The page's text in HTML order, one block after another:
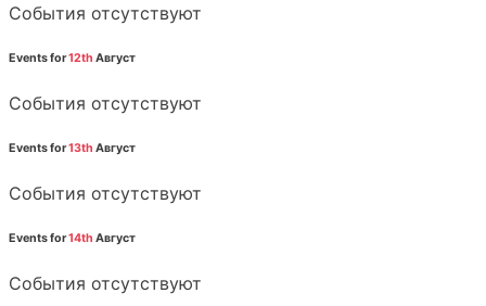
События отсутствуют
Events for12th Август
События отсутствуют
Events for13th Август
События отсутствуют
Events for14th Август
События отсутствуют